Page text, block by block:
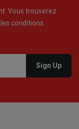
Vous trouverez
conditions